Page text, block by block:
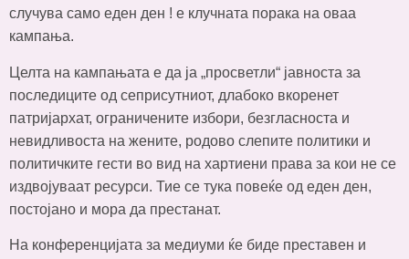
случува само еден ден ! е клучната порака на оваа
кампања.
Целта на кампањата е да ја „просветли“ јавноста за
последиците од сеприсутниот, длабоко вкоренет
патријархат, ограничените избори, безгласноста и
невидливоста на жените, родово слепите политики и
политичките гести во вид на хартиени права за кои не се
издвојуваат ресурси. Тие се тука повеќе од еден ден,
постојано и мора да престанат.
На конференцијата за медиуми ќе биде преставен и